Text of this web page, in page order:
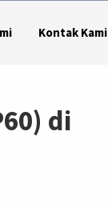
Kontak Kami
di